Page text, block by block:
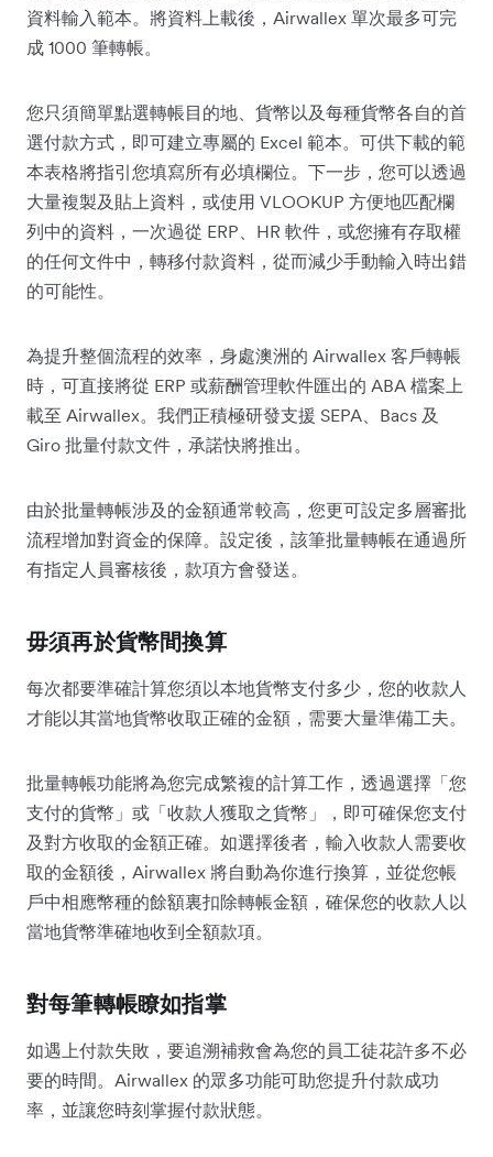
資料輸入範本。將資料上載後，Airwallex 單次最多可完
成 1000 筆轉帳。
您只須簡單點選轉帳目的地、貨幣以及每種貨幣各自的首
選付款方式，即可建立專屬的 Excel 範本。可供下載的範
本表格將指引您填寫所有必填欄位。下一步，您可以透過
大量複製及貼上資料，或使用 VLOOKUP 方便地匹配欄
列中的資料，一次過從 ERP、HR 軟件，或您擁有存取權
的任何文件中，轉移付款資料，從而減少手動輸入時出錯
的可能性。
為提升整個流程的效率，身處澳洲的 Airwallex 客戶轉帳
時，可直接將從 ERP 或薪酬管理軟件匯出的 ABA 檔案上
載至 Airwallex。我們正積極研發支援 SEPA、Bacs 及
Giro 批量付款文件，承諾快將推出。
由於批量轉帳涉及的金額通常較高，您更可設定多層審批
流程增加對資金的保障。設定後，該筆批量轉帳在通過所
有指定人員審核後，款項方會發送。
毋須再於貨幣間換算
每次都要準確計算您須以本地貨幣支付多少，您的收款人
才能以其當地貨幣收取正確的金額，需要大量準備工夫。
批量轉帳功能將為您完成繁複的計算工作，透過選擇「您
支付的貨幣」或「收款人獲取之貨幣」，即可確保您支付
及對方收取的金額正確。如選擇後者，輸入收款人需要收
取的金額後，Airwallex 將自動為你進行換算，並從您帳
戶中相應幣種的餘額裏扣除轉帳金額，確保您的收款人以
當地貨幣準確地收到全額款項。
對每筆轉帳瞭如指掌
如遇上付款失敗，要追溯補救會為您的員工徒花許多不必
要的時間。Airwallex 的眾多功能可助您提升付款成功
率，並讓您時刻掌握付款狀態。